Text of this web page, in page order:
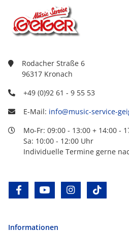
Rodacher Straße 6
96317 Kronach
+49 (0)92 61 - 9 55 53
E-Mail: info@music-service-
Mo-Fr: 09:00 - 13:00 + 14:00 -
Sa: 10:00 - 12:00 Uhr
Individuelle Termine gerne
facebookyoutube instagram
Informationen